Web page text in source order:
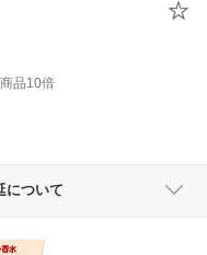
品10倍
について